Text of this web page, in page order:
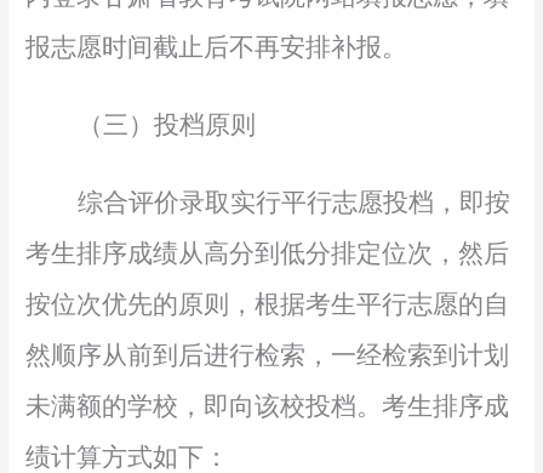
报志愿时间截止后不再安排补报。
（三）投档原则
综合评价录取实行平行志愿投档，即按
考生排序成绩从高分到低分排定位次，然后
按位次优先的原则，根据考生平行志愿的自
然顺序从前到后进行检索，一经检索到计划
未满额的学校，即向该校投档。考生排序成
绩计算方式如下：